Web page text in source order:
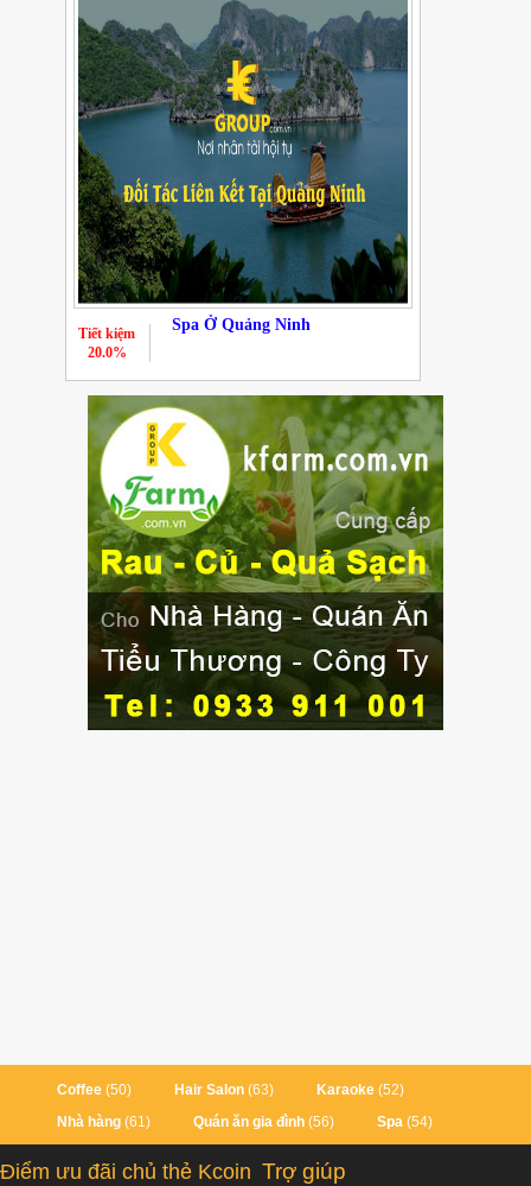
Spa Ở Quảng Ninh
Tiết kiệm
20.0%
Coffee (50) Hair Salon (63) Karaoke (52)
Nhà hàng (61) Quán ăn gia đình (56) Spa (54)
Điểm ưu đãi chủ thẻ Kcoin Trợ giúp